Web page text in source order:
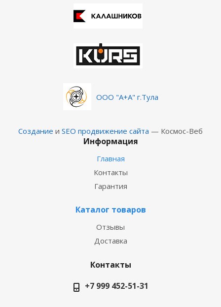
ООО "А+А" г.Тула
Создание и SEO продвижение сайта — Космос-Веб
Информация
Главная
Контакты
Гарантия
Каталог товаров
Отзывы
Доставка
Контакты
+7 999 452-51-31